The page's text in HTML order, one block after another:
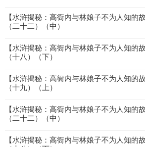
【水浒揭秘：高衙内与林娘子不为人知的
（二十二）（中）
【水浒揭秘：高衙内与林娘子不为人知的
（十八）（下）
【水浒揭秘：高衙内与林娘子不为人知的
（十九）（上）
【水浒揭秘：高衙内与林娘子不为人知的
（二十二）（中）
【水浒揭秘：高衙内与林娘子不为人知的